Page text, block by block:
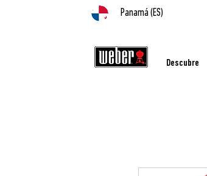
Panamá (ES)
Descubre